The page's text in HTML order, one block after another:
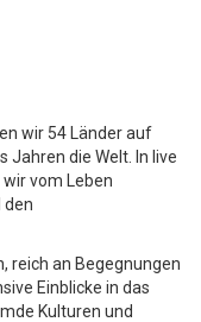
wir 54 Länder auf
die Welt. In live
vom Leben
den
reich an Begegnungen
Einblicke in das
Kulturen und